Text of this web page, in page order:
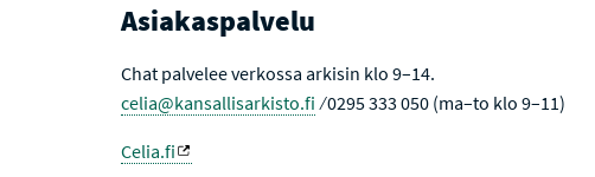
Asiakaspalvelu
Chat palvelee verkossa arkisin klo 9–14.
celia@kansallisarkisto.fi ⁄ 0295 333 050 (ma–to klo 9–11)
Celia.fi